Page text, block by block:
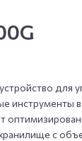
для
инструменты
с